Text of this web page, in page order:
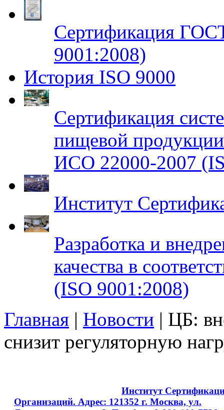
Сертификация
9001:2008)
История ISO 9000
Сертификация
пищевой
ИСО 22000-2007
Институт
Разработка и
качества в
(ISO 9001:2008)
Главная | Новости | ЦБ:
снизит регуляторную
Институт
Организаций. Адрес: 121352 г. Москва, ул.